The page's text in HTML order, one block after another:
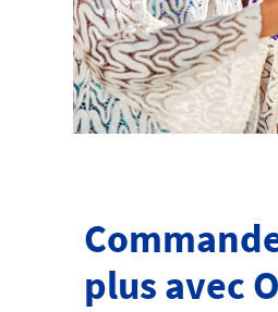
plus avec